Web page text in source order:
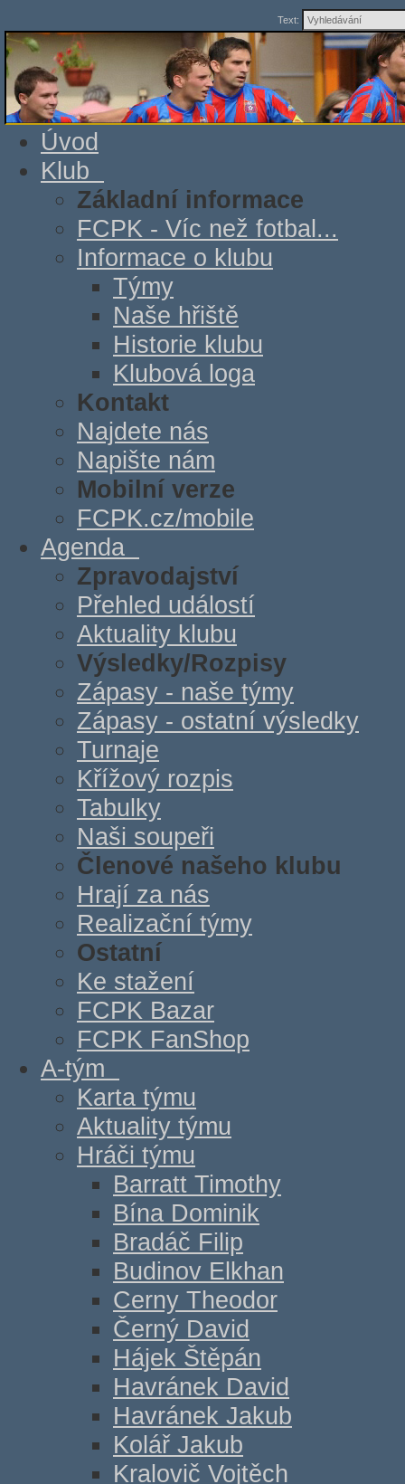
Text:
Úvod
Klub
Základní informace
FCPK - Víc než fotbal...
Informace o klubu
Týmy
Naše hřiště
Historie klubu
Klubová loga
Kontakt
Najdete nás
Napište nám
Mobilní verze
FCPK.cz/mobile
Agenda
Zpravodajství
Přehled událostí
Aktuality klubu
Výsledky/Rozpisy
Zápasy - naše týmy
Zápasy - ostatní výsledky
Turnaje
Křížový rozpis
Tabulky
Naši soupeři
Členové našeho klubu
Hrají za nás
Realizační týmy
Ostatní
Ke stažení
FCPK Bazar
FCPK FanShop
A-tým
Karta týmu
Aktuality týmu
Hráči týmu
Barratt Timothy
Bína Dominik
Bradáč Filip
Budinov Elkhan
Cerny Theodor
Černý David
Hájek Štěpán
Havránek David
Havránek Jakub
Kolář Jakub
Kralovič Vojtěch